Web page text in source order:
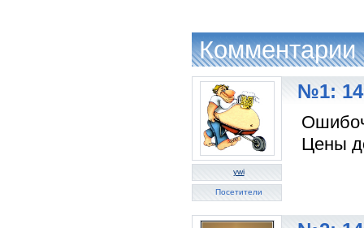
Комментарии
ywi
Посетители
№1: 14
Цены